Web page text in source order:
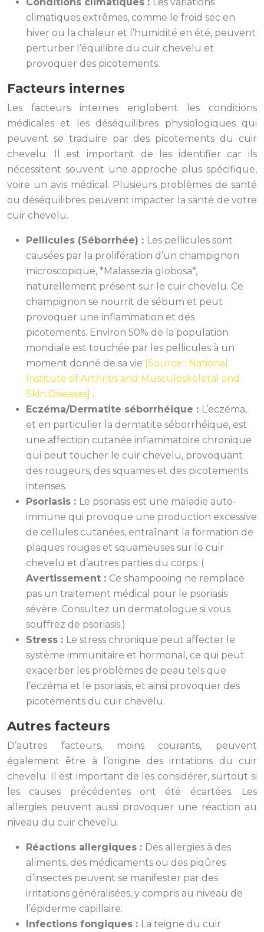
climatiques extrêmes, comme le froid sec en
hiver ou la chaleur et l’humidité en été, peuvent
perturber l’équilibre du cuir chevelu et
provoquer des picotements.
Facteurs internes
Les facteurs internes englobent les conditions
médicales et les déséquilibres physiologiques qui
peuvent se traduire par des picotements du cuir
chevelu. Il est important de les identifier car ils
nécessitent souvent une approche plus spécifique,
voire un avis médical. Plusieurs problèmes de santé
ou déséquilibres peuvent impacter la santé de votre
cuir chevelu.
Pellicules (Séborrhée) : Les pellicules sont
causées par la prolifération d’un champignon
microscopique, *Malassezia globosa*,
naturellement présent sur le cuir chevelu. Ce
champignon se nourrit de sébum et peut
provoquer une inflammation et des
picotements. Environ 50% de la population
mondiale est touchée par les pellicules à un
moment donné de sa vie [Source : National
Institute of Arthritis and Musculoskeletal and
Skin Diseases] .
Eczéma/Dermatite séborrhéique : L’eczéma,
et en particulier la dermatite séborrhéique, est
une affection cutanée inflammatoire chronique
qui peut toucher le cuir chevelu, provoquant
des rougeurs, des squames et des picotements
intenses.
Psoriasis : Le psoriasis est une maladie auto-
immune qui provoque une production excessive
de cellules cutanées, entraînant la formation de
plaques rouges et squameuses sur le cuir
chevelu et d’autres parties du corps. (
Avertissement : Ce shampooing ne remplace
pas un traitement médical pour le psoriasis
sévère. Consultez un dermatologue si vous
souffrez de psoriasis.)
Stress : Le stress chronique peut affecter le
système immunitaire et hormonal, ce qui peut
exacerber les problèmes de peau tels que
l’eczéma et le psoriasis, et ainsi provoquer des
picotements du cuir chevelu.
Autres facteurs
D’autres facteurs, moins courants, peuvent
également être à l’origine des irritations du cuir
chevelu. Il est important de les considérer, surtout si
les causes précédentes ont été écartées. Les
allergies peuvent aussi provoquer une réaction au
niveau du cuir chevelu.
Réactions allergiques : Des allergies à des
aliments, des médicaments ou des piqûres
d’insectes peuvent se manifester par des
irritations généralisées, y compris au niveau de
l’épiderme capillaire.
Infections fongiques : La teigne du cuir